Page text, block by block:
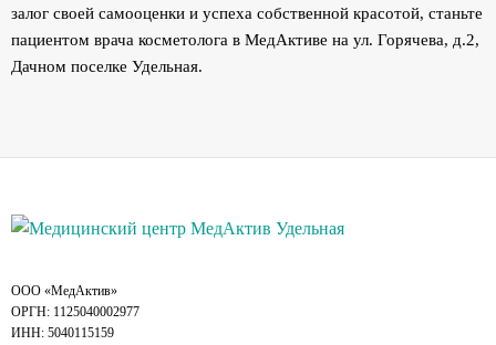
залог своей самооценки и успеха собственной красотой, станьте
пациентом врача косметолога в МедАктиве на ул. Горячева, д.2,
Дачном поселке Удельная.
ООО «МедАктив»
ОРГН: 1125040002977
ИНН: 5040115159